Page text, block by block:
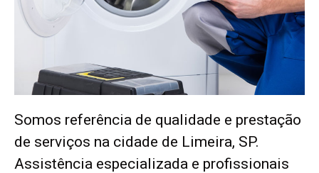
Somos referência de qualidade e prestação
de serviços na cidade de Limeira, SP.
Assistência especializada e profissionais